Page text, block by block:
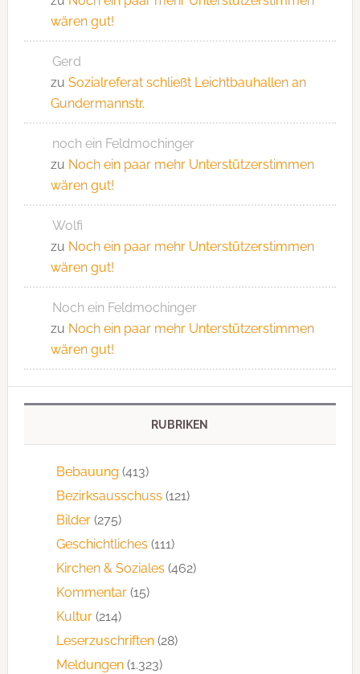
wären gut!
Gerd
zu Sozialreferat schließt Leichtbauhallen an
Gundermannstr.
noch ein Feldmochinger
zu Noch ein paar mehr Unterstützerstimmen
wären gut!
Wolfi
zu Noch ein paar mehr Unterstützerstimmen
wären gut!
Noch ein Feldmochinger
zu Noch ein paar mehr Unterstützerstimmen
wären gut!
RUBRIKEN
Bebauung (413)
Bezirksausschuss (121)
Bilder(275)
Geschichtliches (111)
Kirchen & Soziales (462)
Kommentar(15)
Kultur(214)
Leserzuschriften(28)
Meldungen(1.323)